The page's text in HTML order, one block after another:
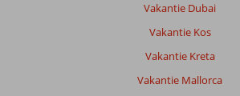
Vakantie Dubai
Vakantie Kos
Vakantie Kreta
Vakantie Mallorca